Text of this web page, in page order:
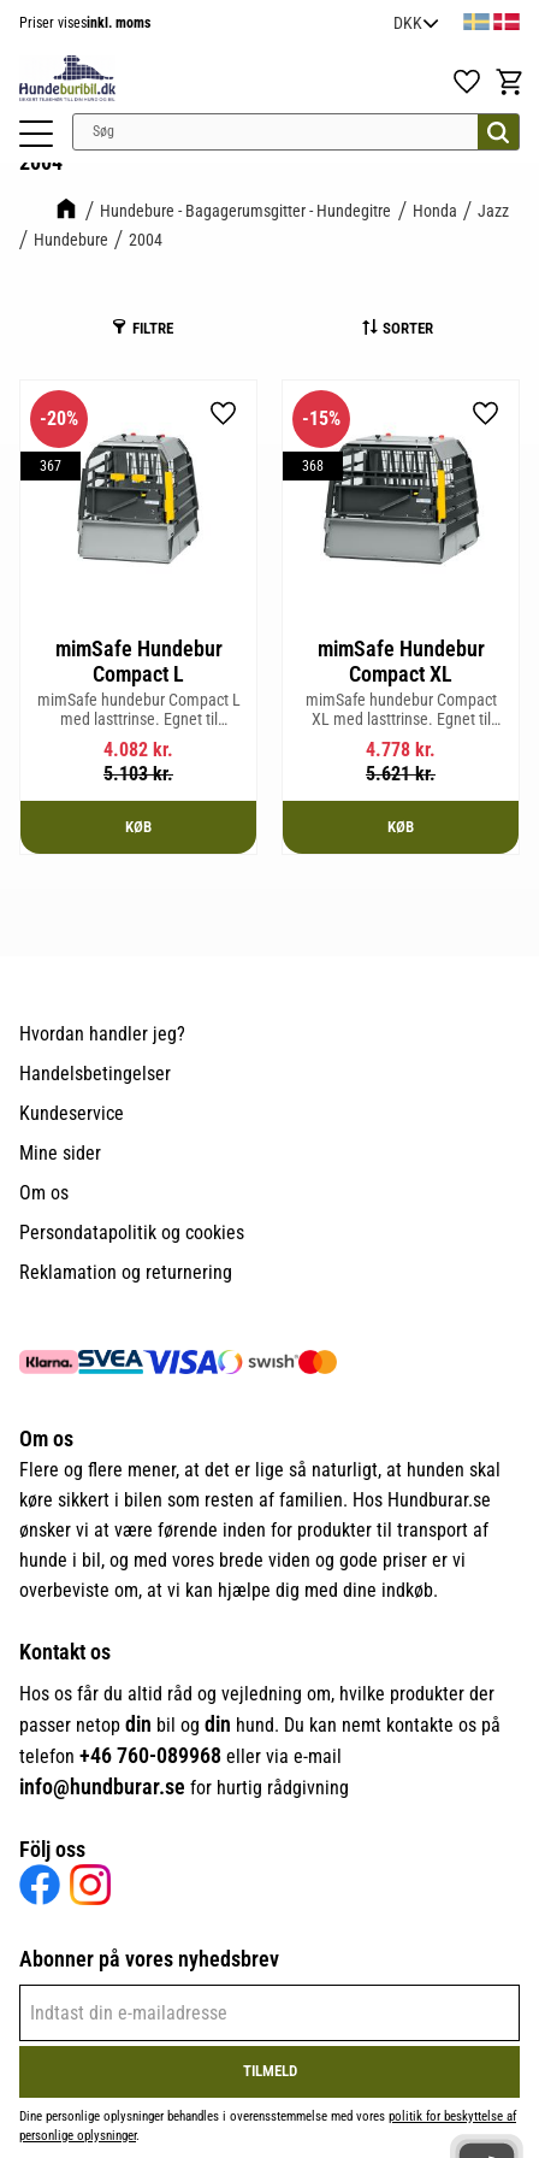
Priser visesinkl. moms
Favoritter
2004
Hundebure - Bagagerumsgitter - Hundegitre Honda
Jazz
Hundebure
2004
FILTRE SORTER
mimSafe Hundebur
Compact L
mimSafe hundebur Compact L
med lasttrinse. Egnet til
hunderacer med en
skulderhøjde på op til 58 cm.
4.082 kr.
5.103kr.
20%
367
Gem som favorit
KØB
mimSafe Hundebur
Compact XL
mimSafe hundebur Compact
XL med lasttrinse. Egnet til
hunderacer med en
skulderhøjde på op til 58 cm.
4.778 kr.
5.621kr.
15%
368
Gem
KØB
Hvordan handler jeg?
Handelsbetingelser
Kundeservice
Mine sider
Om os
Persondatapolitik og cookies
Reklamation og returnering
Om os
Flere og flere mener, at det er lige så naturligt, at hunden skal
køre sikkert i bilen som resten af familien. Hos Hundburar.se
ønsker vi at være førende inden for produkter til transport af
hunde i bil, og med vores brede viden og gode priser er vi
overbeviste om, at vi kan hjælpe dig med dine indkøb.
Kontakt os
Hos os får du altid råd og vejledning om, hvilke produkter der
passer netop din bil og din hund. Du kan nemt kontakte os på
telefon +46760-089968 eller via e-mail
info@hundburar.se for hurtig rådgivning
Följ oss
Abonner på vores nyhedsbrev
TILMELD
Dine personlige oplysninger behandles i overensstemmelse med vores politik for beskyttelse af
personlige oplysninger.